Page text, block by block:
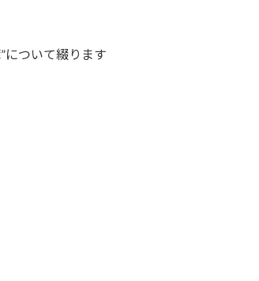
について綴ります